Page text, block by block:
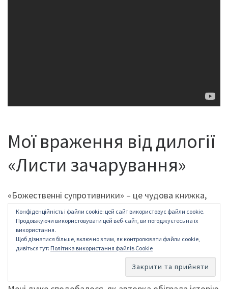
Мої враження від дилогії
«Листи зачарування»
«Божественні супротивники» – це чудова книжка,
яку я прочитала з величезним задоволенням
спочатку в оригіналі, а потім українською. Історія
дуже захоплива, я прочитала книгу майже за один
день. Український переклад дуже добрий, читається
Конфіденційність і файли cookie: цей сайт використовує файли cookie.
Продовжуючи використовувати цей веб-сайт, ви погоджуєтесь на їх
використання.
Щоб дізнатися більше, включно з тим, як контролювати файли cookie,
дивіться тут: Політика використання файлів Cookie